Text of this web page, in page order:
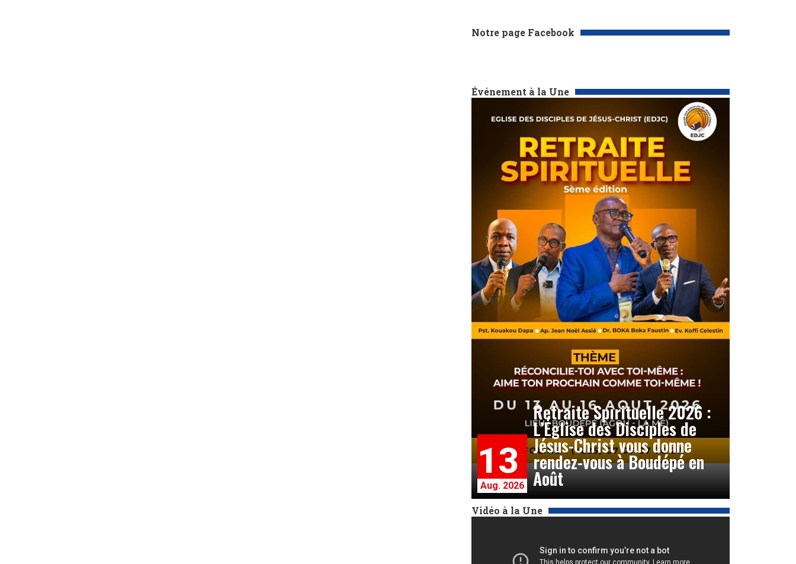
Notre page Facebook
Événement à la Une
13
Aug. 2026
Retraite Spirituelle 2026 :
L’Église des Disciples de
Jésus-Christ vous donne
rendez-vous à Boudépé en
Août
Vidéo à la Une